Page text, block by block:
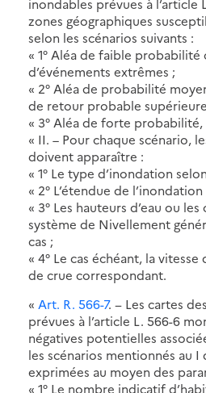
zones géographiques
selon les scénarios suivants :
« 1° Aléa de faible probabilité
d’événements extrêmes ;
« 2° Aléa de probabilité
de retour probable
« 3° Aléa de forte probabilité,
« II. – Pour chaque scénario,
doivent apparaître :
« 1° Le type d’inondation
« 2° L’étendue de l’inondation
« 3° Les hauteurs d’eau ou
système de Nivellement
cas ;
« 4° Le cas échéant, la
de crue correspondant.
« Art. R. 566-7. − Les cartes
prévues à l’article L. 566-6
négatives potentielles
les scénarios mentionnés au I
exprimées au moyen des
« 1° Le nombre indicatif